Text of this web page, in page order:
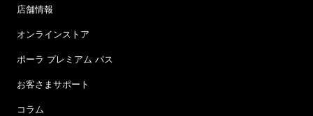
店舗情報
オンラインストア
ポーラ プレミアム パス
お客さまサポート
コラム